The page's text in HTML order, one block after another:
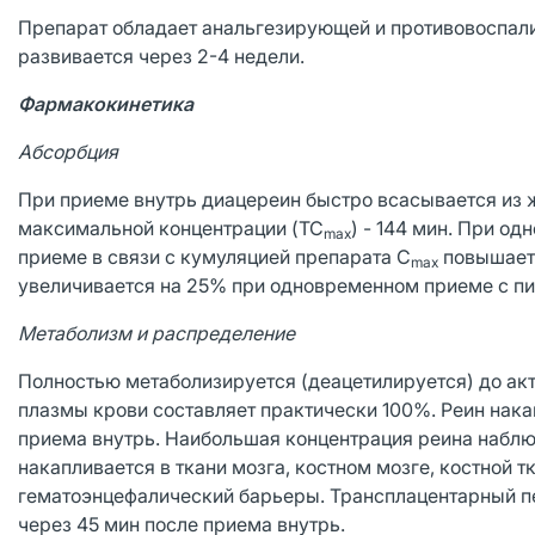
Препарат обладает анальгезирующей и
развивается через 2-4 недели.
Фармакокинетика
Абсорбция
При приеме внутрь диацереин быстро всасывается
максимальной концентрации (TCmax) - 144 мин. При
приеме в связи с кумуляцией препарата Cmax
увеличивается на 25% при одновременном приеме с
Метаболизм и распределение
Полностью метаболизируется (деацетилируется) до
плазмы крови составляет практически 100%. Реин
приема внутрь. Наибольшая концентрация реина
накапливается в ткани мозга, костном мозге, костной
гематоэнцефалический барьеры. Трансплацентарный
через 45 мин после приема внутрь.